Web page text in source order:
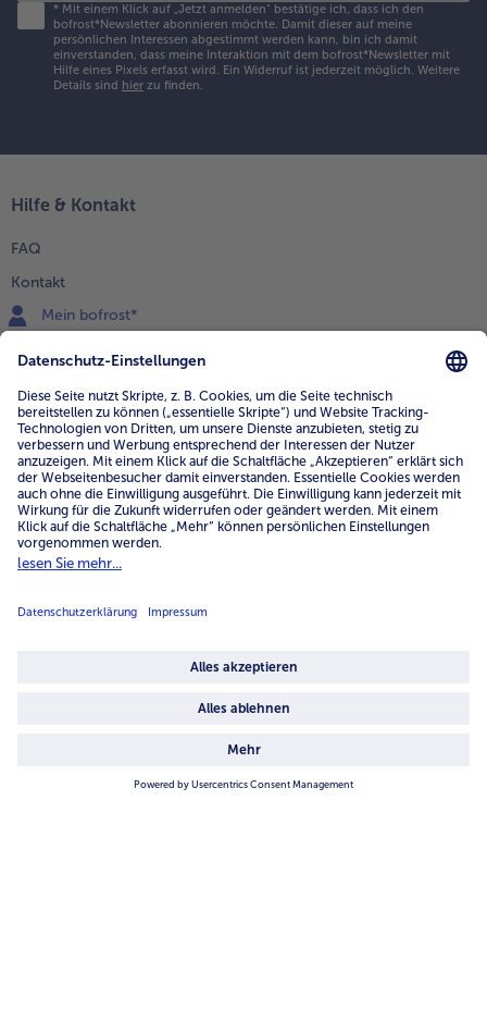
* Mit einem Klick auf „Jetzt anmelden" bestätige ich, dass ich den
bofrost*Newsletter abonnieren möchte. Damit dieser auf meine
persönlichen Interessen abgestimmt werden kann, bin ich damit
einverstanden, dass meine Interaktion mit dem bofrost*Newsletter mit
Hilfe eines Pixels erfasst wird. Ein Widerruf ist jederzeit möglich. Weitere
Details sind hier zu finden.
Hilfe & Kontakt
FAQ
Kontakt
Mein bofrost*
0800 - 000 19 18
Mo.-Fr.: 7-21 Uhr Sa: 8-16 Uhr
Service
Unternehmen
Über uns